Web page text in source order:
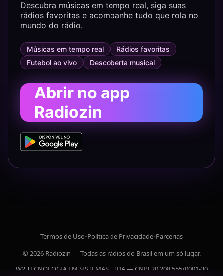
Descubra músicas em tempo real, siga suas
rádios favoritas e acompanhe tudo que rola no
mundo do rádio.
Músicas em tempo real
Rádios favoritas
Futebol ao vivo
Descoberta musical
Abrir no app
Radiozin
Termos de Uso•Política de Privacidade•Parcerias
© 2026 Radiozin — Todas as rádios do Brasil em um só lugar.
W2 TECNOLOGIA EM SISTEMAS LTDA — CNPJ 20.208.555/0001-30